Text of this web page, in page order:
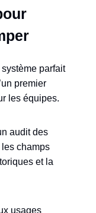
parfait
premier
les équipes.
audit des
champs
et la
usages